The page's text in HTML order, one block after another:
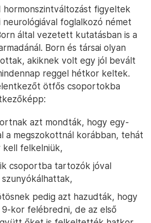
hormonszintváltozást figyeltek
neurológiával foglalkozó német
által vezetett kutatásban is a
Born és társai olyan
akiknek volt egy jól bevált
reggel hétkor keltek.
ötfős csoportokba
azt mondták, hogy egy-
a megszokottnál korábban, tehát
kell felkelniük,
csoportba tartozók jóval
pedig azt hazudták, hogy
9-kor felébredni, de az első